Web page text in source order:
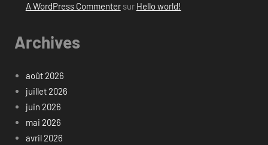
A WordPress Commentersur Hello world!
Archives
août 2026
juillet 2026
juin 2026
mai 2026
avril 2026